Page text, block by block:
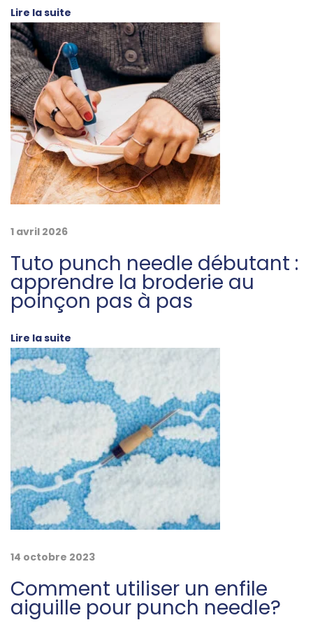
l
’
a
r
t
i
c
l
e
l
e
c
t
r
i
q
u
,
u
l
d
e
C
r
i
v
i
é
n
a
Lire la suite
1 avril 2026
Tuto punch needle débutant :
apprendre la broderie au
poinçon pas à pas
Lire la suite
14 octobre 2023
Comment utiliser un enfile
aiguille pour punch needle?